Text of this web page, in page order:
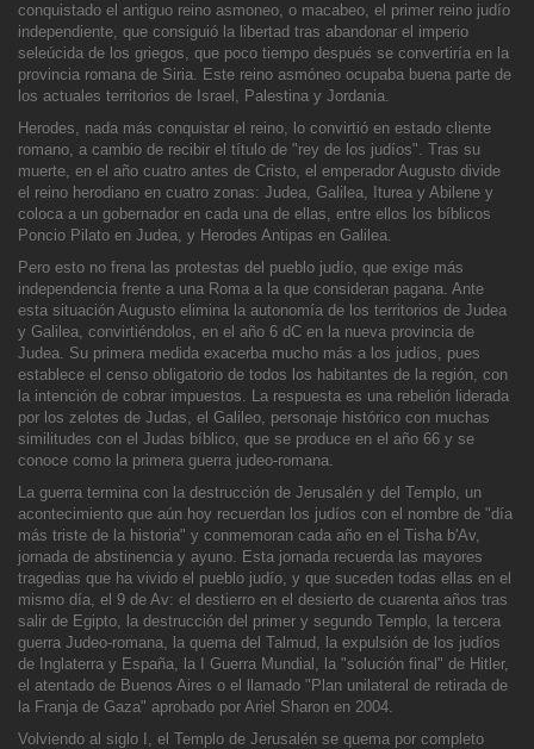
conquistado el antiguo reino asmoneo, o macabeo, el primer reino judío
independiente, que consiguió la libertad tras abandonar el imperio
seleúcida de los griegos, que poco tiempo después se convertiría en la
provincia romana de Siria. Este reino asmóneo ocupaba buena parte de
los actuales territorios de Israel, Palestina y Jordania.
Herodes, nada más conquistar el reino, lo convirtió en estado cliente
romano, a cambio de recibir el título de "rey de los judíos". Tras su
muerte, en el año cuatro antes de Cristo, el emperador Augusto divide
el reino herodiano en cuatro zonas: Judea, Galilea, Iturea y Abilene y
coloca a un gobernador en cada una de ellas, entre ellos los bíblicos
Poncio Pilato en Judea, y Herodes Antipas en Galilea.
Pero esto no frena las protestas del pueblo judío, que exige más
independencia frente a una Roma a la que consideran pagana. Ante
esta situación Augusto elimina la autonomía de los territorios de Judea
y Galilea, convirtiéndolos, en el año 6 dC en la nueva provincia de
Judea. Su primera medida exacerba mucho más a los judíos, pues
establece el censo obligatorio de todos los habitantes de la región, con
la intención de cobrar impuestos. La respuesta es una rebelión liderada
por los zelotes de Judas, el Galileo, personaje histórico con muchas
similitudes con el Judas bíblico, que se produce en el año 66 y se
conoce como la primera guerra judeo-romana.
La guerra termina con la destrucción de Jerusalén y del Templo, un
acontecimiento que aún hoy recuerdan los judíos con el nombre de "día
más triste de la historia" y conmemoran cada año en el Tisha b'Av,
jornada de abstinencia y ayuno. Esta jornada recuerda las mayores
tragedias que ha vivido el pueblo judío, y que suceden todas ellas en el
mismo día, el 9 de Av: el destierro en el desierto de cuarenta años tras
salir de Egipto, la destrucción del primer y segundo Templo, la tercera
guerra Judeo-romana, la quema del Talmud, la expulsión de los judíos
de Inglaterra y España, la I Guerra Mundial, la "solución final" de Hitler,
el atentado de Buenos Aires o el llamado "Plan unilateral de retirada de
la Franja de Gaza" aprobado por Ariel Sharon en 2004.
Volviendo al siglo I, el Templo de Jerusalén se quema por completo